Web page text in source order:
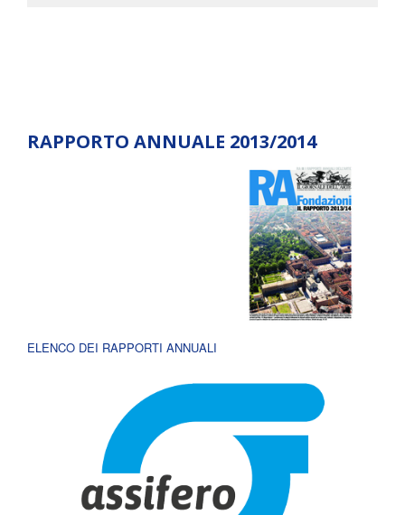
RAPPORTO ANNUALE 2013/2014
ELENCO DEI RAPPORTI ANNUALI